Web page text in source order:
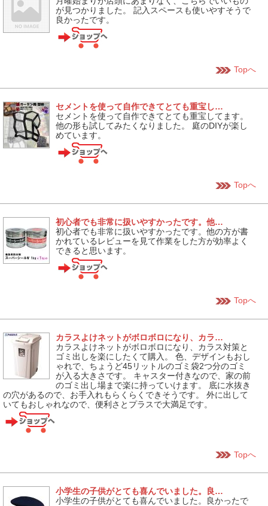
が見つかりました。 記入スペースも使いやすそうで
良かったです。
Topへ
セメントを使って自作できてとても重宝し…
セメントを使って自作できてとても重宝してます。
他の形も試してみたくなりました。 庭のDIYが楽し
めています。
Topへ
初心者でも非常に扱いやすかったです。他…
初心者でも非常に扱いやすかったです。他の方が書
かれているレビューを見て作業をした方が効率よく
できると思います。
Topへ
カラスよけネットがボロボロになり、カラ…
カラスよけネットがボロボロになり、カラス対策と
ゴミ出しを楽にしたくて購入。 色、デザインもおし
ゃれで、ちょうど45リットルのゴミ袋2つ分のゴミ
が入る大きさです。 キャスター付きなので、家の前
のゴミ出し場まで楽に持っていけます。 底に水抜き
の穴があるので、お手入れもらくらくできそうです。 外に出して
いてもおしゃれなので、便利さとプラスで大満足です。
Topへ
小学生の子供がとても喜んでいました。良…
小学生の子供がとても喜んでいました。良かったで